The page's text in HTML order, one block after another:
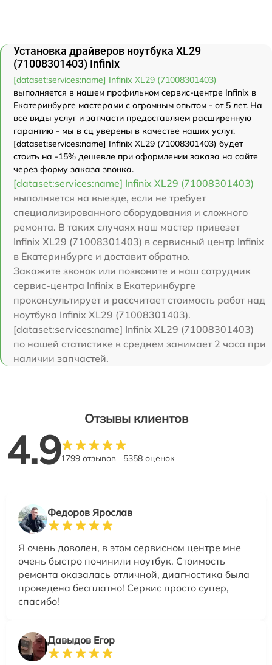
Установка драйверов ноутбука XL29
(71008301403) Infinix
[dataset:services:name] Infinix XL29 (71008301403)
выполняется в нашем профильном сервис-центре Infinix в
Екатеринбурге мастерами с огромным опытом - от 5 лет. На
все виды услуг и запчасти предоставляем расширенную
гарантию - мы в сц уверены в качестве наших услуг.
[dataset:services:name] Infinix XL29 (71008301403) будет
стоить на -15% дешевле при оформлении заказа на сайте
через форму заказа звонка.
[dataset:services:name] Infinix XL29 (71008301403)
выполняется на выезде, если не требует
специализированного оборудования и сложного
ремонта. В таких случаях наш мастер привезет
Infinix XL29 (71008301403) в сервисный центр Infinix
в Екатеринбурге и доставит обратно.
Закажите звонок или позвоните и наш сотрудник
сервис-центра Infinix в Екатеринбурге
проконсультирует и рассчитает стоимость работ над
ноутбука Infinix XL29 (71008301403).
[dataset:services:name] Infinix XL29 (71008301403)
по нашей статистике в среднем занимает 2 часа при
наличии запчастей.
Отзывы клиентов
4.91799 отзывов 5358 оценок
Федоров Ярослав
Я очень доволен, в этом сервисном центре мне
очень быстро починили ноутбук. Стоимость
ремонта оказалась отличной, диагностика была
проведена бесплатно! Сервис просто супер,
спасибо!
Давыдов Егор